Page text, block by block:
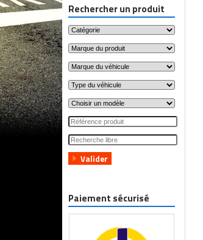
Rechercher un produit
Paiement sécurisé